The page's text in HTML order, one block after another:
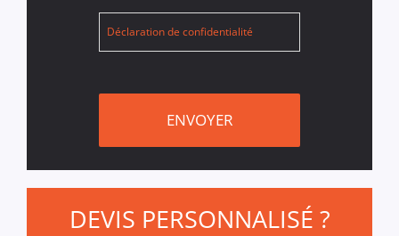
Déclaration de confidentialité
DEVIS PERSONNALISÉ ?